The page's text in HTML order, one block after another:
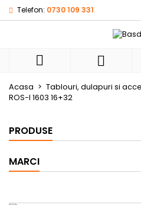
Telefon: 0730 109 331
 
Acasa Tablouri, dulapuri si
ROS-I 1603 16+32
PRODUSE
MARCI
My wishlists
((title))
((label))
Autentificare
Ai nevoie sa fii autentificat
de dorinte.